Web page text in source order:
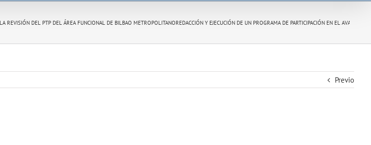
REVISIÓN DEL PTP DEL ÁREA FUNCIONAL DE BILBAO METROPOLITANOREDACCIÓN Y EJECUCIÓN DE UN PROGRAMA DE PARTICIPACIÓN EN EL AVANCE
Previo